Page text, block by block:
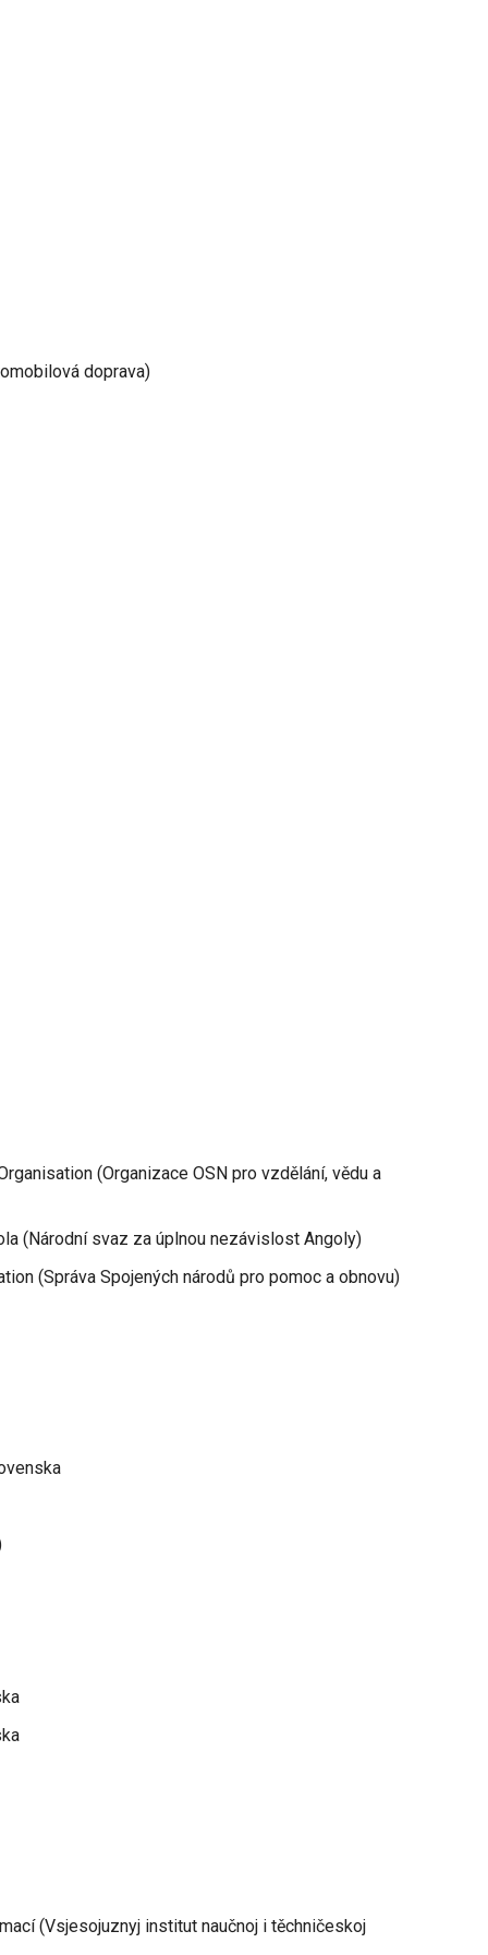
doprava)
(Organizace OSN pro vzdělání, vědu a
(Národní svaz za úplnou nezávislost Angoly)
(Správa Spojených národů pro pomoc a obnovu)
(Vsjesojuznyj institut naučnoj i těchničeskoj